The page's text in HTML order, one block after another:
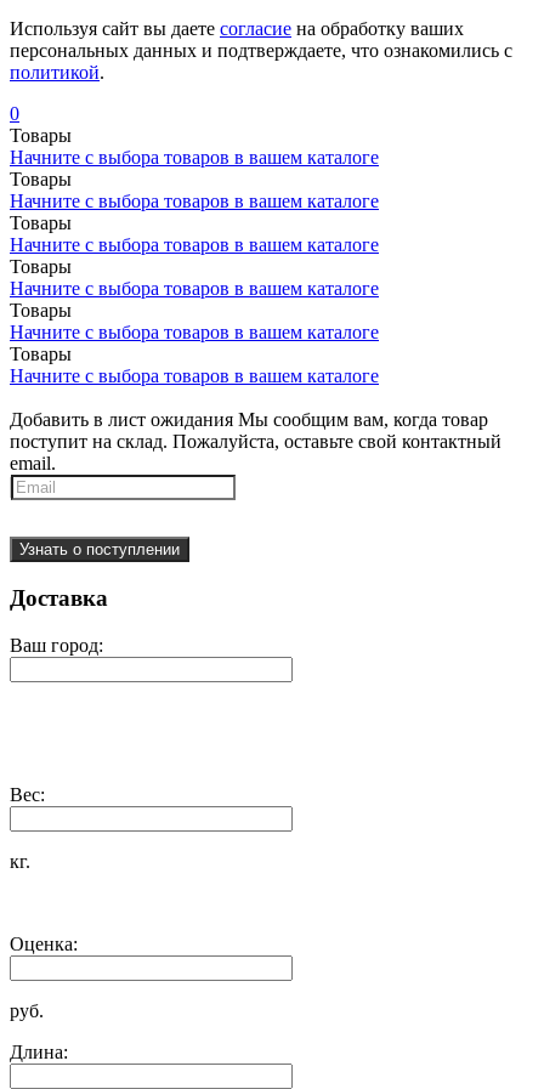
Используя сайт вы даете согласие на обработку ваших
персональных данных и подтверждаете, что ознакомились с
политикой.
0
Товары
Начните с выбора товаров в вашем каталоге
Товары
Начните с выбора товаров в вашем каталоге
Товары
Начните с выбора товаров в вашем каталоге
Товары
Начните с выбора товаров в вашем каталоге
Товары
Начните с выбора товаров в вашем каталоге
Товары
Начните с выбора товаров в вашем каталоге
Добавить в лист ожидания Мы сообщим вам, когда товар
поступит на склад. Пожалуйста, оставьте свой контактный
email.
Узнать о поступлении
Доставка
Ваш город:
Вес:
кг.
Оценка:
руб.
Длина: